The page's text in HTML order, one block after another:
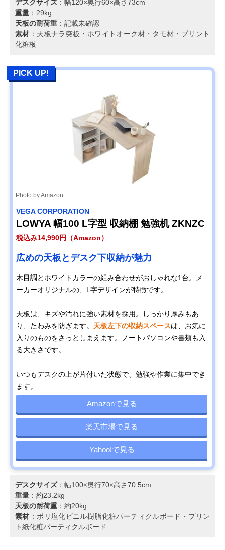
デスクサイズ ：幅120×奥行60×高さ73cm
重量 ：29kg
天板の耐荷重 ：記載未確認
素材 ：天板ナラ突板・ホワイトオーク材・タモ材・プリント
化粧板
PICK UP!
Photo by Amazon
VEGA CORPORATION
LOWYA 幅100 L字型 収納棚 勉強机 ZKNZC
税込み14,990円（Amazon）
広めの天板とデスク下収納が魅力
木目調とホワイトカラーの組み合わせがおしゃれな1台。メ
ーカーオリジナルの、L字デザインが特徴です。
天板は、キズや汚れに強い素材を採用。しっかり厚みもあ
り、たわみを防ぎます。 天板左下の収納スペースは、お気に
入りのものをさっとしまえます。ノートパソコンや書類も入
る大きさです。
いつもデスクの上が片付いた状態で、勉強や作業に集中でき
ます。
Amazonで見る
楽天市場で見る
Yahoo!で見る
デスクサイズ：幅100×奥行70×高さ70.5cm
重量 ：約23.2kg
天板の耐荷重 ：約20kg
素材 ：ポリ塩化ビニル樹脂化粧パーティクルボード・プリン
ト紙化粧パーティクルボード